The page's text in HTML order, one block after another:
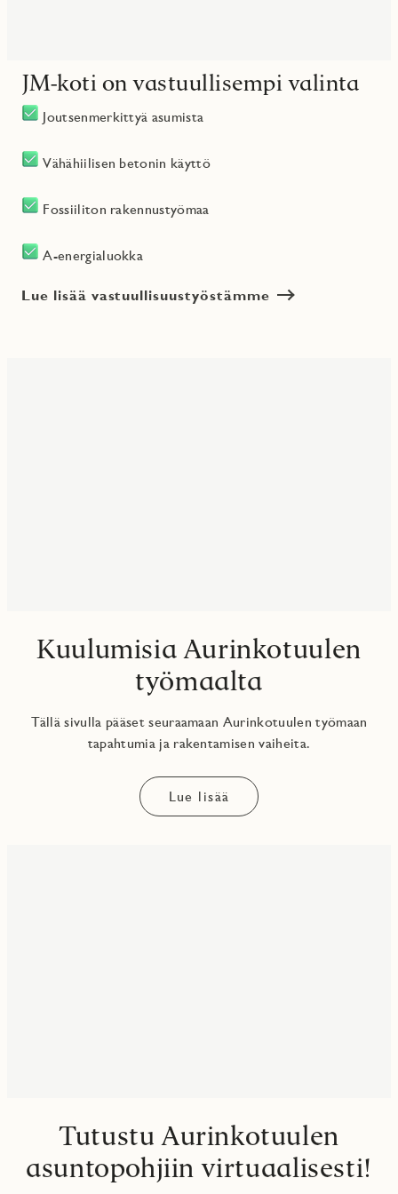
JM-koti on vastuullisempi valinta
Joutsenmerkittyä asumista
Vähähiilisen betonin käyttö
Fossiiliton rakennustyömaa
A-energialuokka
Lue lisää vastuullisuustyöstämme
Kuulumisia Aurinkotuulen
työmaalta
Tällä sivulla pääset seuraamaan Aurinkotuulen työmaan
tapahtumia ja rakentamisen vaiheita.
Lue lisää
Tutustu Aurinkotuulen
asuntopohjiin virtuaalisesti!